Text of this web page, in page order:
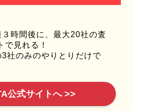
時間後に、最大20社の査
で見れる！
社のみのやりとりだけで
公式サイトへ >>